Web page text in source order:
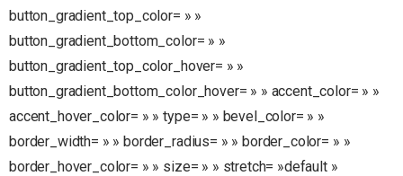
button_gradient_top_color= » »
button_gradient_bottom_color= » »
button_gradient_top_color_hover= » »
button_gradient_bottom_color_hover= » » accent_color= » »
accent_hover_color= » » type= » » bevel_color= » »
border_width= » » border_radius= » » border_color= » »
border_hover_color= » » size= » » stretch= »default »